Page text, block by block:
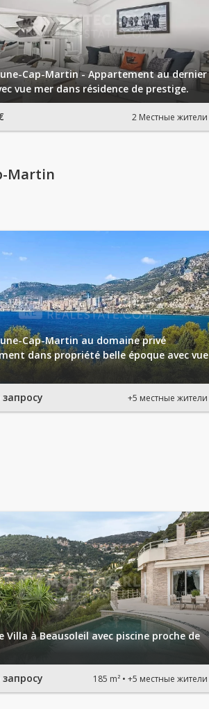
Cap-Martin - Appartement au dernier
vue mer dans résidence de prestige.
2 Местные жители
Martin
Cap-Martin au domaine privé
dans propriété belle époque avec vue
+5 местные жители
Villa à Beausoleil avec piscine proche de
185 m² +5 местные жители